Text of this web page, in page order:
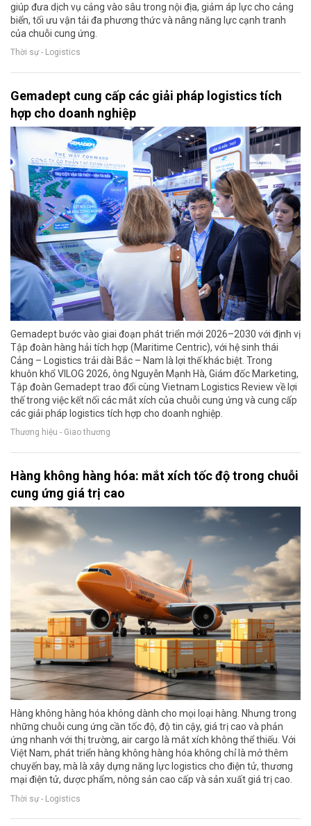
giúp đưa dịch vụ cảng vào sâu trong nội địa, giảm áp lực cho cảng
biển, tối ưu vận tải đa phương thức và nâng năng lực cạnh tranh
của chuỗi cung ứng.
Thời sự - Logistics
Gemadept cung cấp các giải pháp logistics tích
hợp cho doanh nghiệp
Gemadept bước vào giai đoạn phát triển mới 2026–2030 với định vị
Tập đoàn hàng hải tích hợp (Maritime Centric), với hệ sinh thái
Cảng – Logistics trải dài Bắc – Nam là lợi thế khác biệt. Trong
khuôn khổ VILOG 2026, ông Nguyễn Mạnh Hà, Giám đốc Marketing,
Tập đoàn Gemadept trao đổi cùng Vietnam Logistics Review về lợi
thế trong việc kết nối các mắt xích của chuỗi cung ứng và cung cấp
các giải pháp logistics tích hợp cho doanh nghiệp.
Thương hiệu - Giao thương
Hàng không hàng hóa: mắt xích tốc độ trong chuỗi
cung ứng giá trị cao
Hàng không hàng hóa không dành cho mọi loại hàng. Nhưng trong
những chuỗi cung ứng cần tốc độ, độ tin cậy, giá trị cao và phản
ứng nhanh với thị trường, air cargo là mắt xích không thể thiếu. Với
Việt Nam, phát triển hàng không hàng hóa không chỉ là mở thêm
chuyến bay, mà là xây dựng năng lực logistics cho điện tử, thương
mại điện tử, dược phẩm, nông sản cao cấp và sản xuất giá trị cao.
Thời sự - Logistics